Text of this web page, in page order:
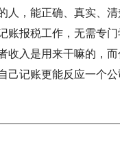
人，能正确、真实、
账报税工作，无需专门
收入是用来干嘛的，
己记账更能反应一个